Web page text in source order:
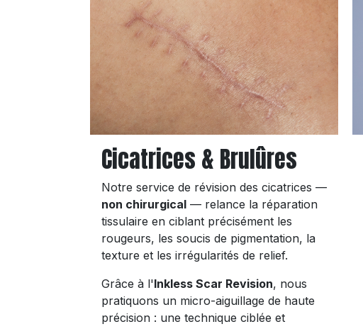
Cicatrices & Brulûres
Notre service de révision des cicatrices —
non chirurgical — relance la réparation
tissulaire en ciblant précisément les
rougeurs, les soucis de pigmentation, la
texture et les irrégularités de relief.
Grâce à l'Inkless Scar Revision, nous
pratiquons un micro-aiguillage de haute
précision : une technique ciblée et